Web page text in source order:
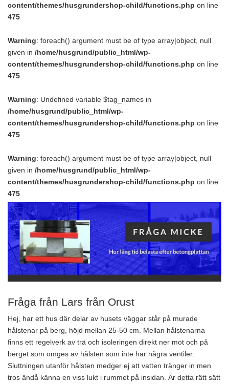
content/themes/husgrundershop-child/functions.php on line
475
Warning: foreach() argument must be of type array|object, null
given in /home/husgrund/public_html/wp-
content/themes/husgrundershop-child/functions.php on line
475
Warning: Undefined variable $tag_names in
/home/husgrund/public_html/wp-
content/themes/husgrundershop-child/functions.php on line
475
Warning: foreach() argument must be of type array|object, null
given in /home/husgrund/public_html/wp-
content/themes/husgrundershop-child/functions.php on line
475
Fråga från Lars från Orust
Hej, har ett hus där delar av husets väggar står på murade
hålstenar på berg, höjd mellan 25-50 cm. Mellan hålstenarna
finns ett regelverk av trä och isoleringen direkt ner mot och på
berget som omges av hålsten som inte har några ventiler.
Sluttningen utanför hålsten medger ej att vatten tränger in men
tros ändå känna en viss lukt i rummet på insidan. Är detta rätt sätt